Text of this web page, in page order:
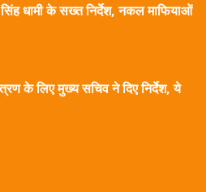
धामी के सख्त निर्देश, नकल माफियाओं
के लिए मुख्य सचिव ने दिए निर्देश, ये